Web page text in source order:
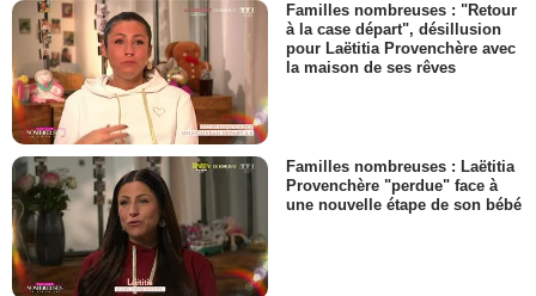
Familles nombreuses : "Retour
à la case départ", désillusion
pour Laëtitia Provenchère avec
la maison de ses rêves
Familles nombreuses : Laëtitia
Provenchère "perdue" face à
une nouvelle étape de son bébé